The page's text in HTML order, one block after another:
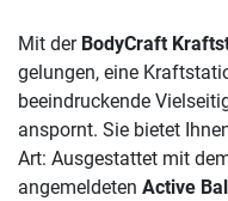
Mit der BodyCraft
gelungen, eine
beeindruckende
anspornt. Sie bietet
Art: Ausgestattet mit
angemeldeten Active